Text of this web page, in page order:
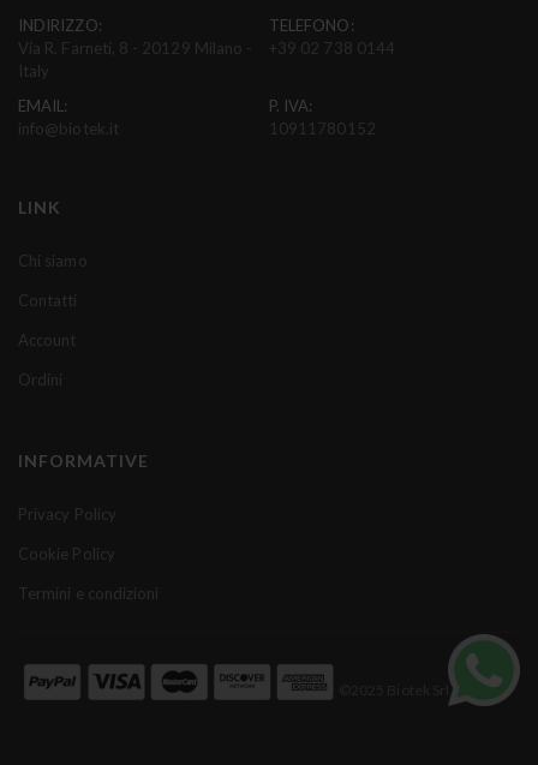
l
l
a
n
o
a
e
w
t
e
INDIRIZZO:
Via R. Farneti, 8 - 20129 Milano -
Italy
TELEFONO:
+39 02 738 0144
EMAIL:
info@biotek.it
P. IVA:
10911780152
LINK
Chi siamo
Contatti
Account
Ordini
INFORMATIVE
Privacy Policy
Cookie Policy
Termini e condizioni